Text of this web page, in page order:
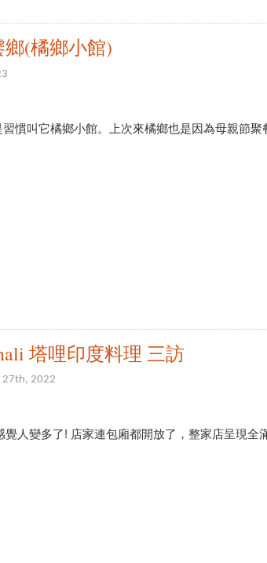
鄉(橘鄉小館)
慣叫它橘鄉小館。上次來橘鄉也是因為母親節聚
塔哩印度料理 三訪
27th, 2022
人變多了! 店家連包廂都開放了，整家店呈現全